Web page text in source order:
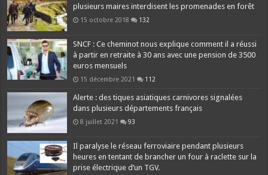
plusieurs maires interdisent les promenades en forêt
15 octobre 2018 132
SNCF : Ce cheminot nous explique comment il a réussi
à partir en retraite à 30 ans avec une pension de 3500
euros mensuels
15 décembre 2021 112
Alerte : des tiques asiatiques carnivores signalées
dans plusieurs départements français
8 juillet 2021 93
Il paralyse le réseau ferroviaire pendant plusieurs
heures en tentant de brancher un four à raclette sur la
prise électrique d’un TGV.